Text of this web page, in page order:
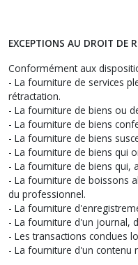
EXCEPTIONS AU DROIT DE
Conformément aux
- La fourniture de services
rétractation.
- La fourniture de biens ou
- La fourniture de biens
- La fourniture de biens
- La fourniture de biens qui
- La fourniture de biens qui,
- La fourniture de boissons
du professionnel.
- La fourniture
- La fourniture d'un journal,
- Les transactions conclues
- La fourniture d'un contenu